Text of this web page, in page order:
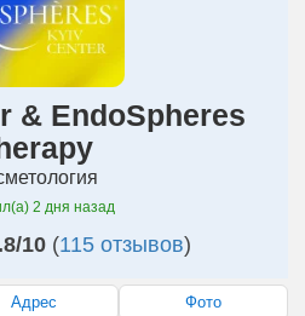
& EndoSpheres
2 дня назад
10(115 отзывов)
Адрес Фото